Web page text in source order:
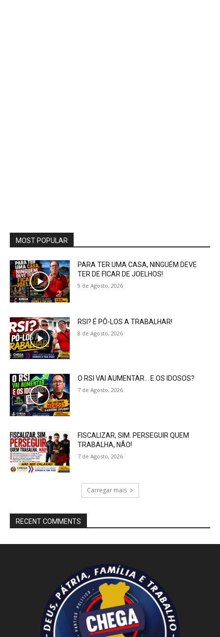
MOST POPULAR
PARA TER UMA CASA, NINGUÉM DEVE
TER DE FICAR DE JOELHOS!
9 de Agosto, 2026
RSI? É PÔ-LOS A TRABALHAR!
8 de Agosto, 2026
O RSI VAI AUMENTAR… E OS IDOSOS?
7 de Agosto, 2026
FISCALIZAR, SIM. PERSEGUIR QUEM
TRABALHA, NÃO!
7 de Agosto, 2026
Carregar mais
RECENT COMMENTS